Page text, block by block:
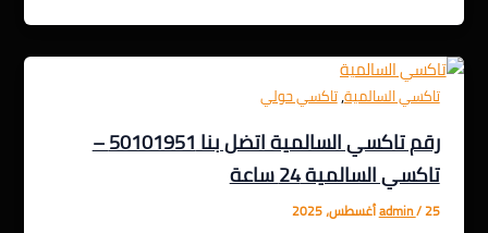
تاكسي السالمية,تاكسي حولي
رقم تاكسي السالمية اتضل بنا 50101951 –
تاكسي السالمية 24 ساعة
admin/25 أغسطس، 2025